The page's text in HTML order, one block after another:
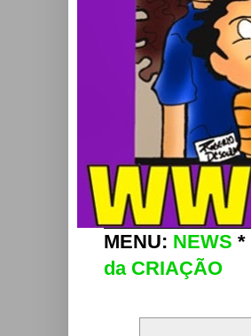
MENU: NEWS *
da CRIAÇÃO